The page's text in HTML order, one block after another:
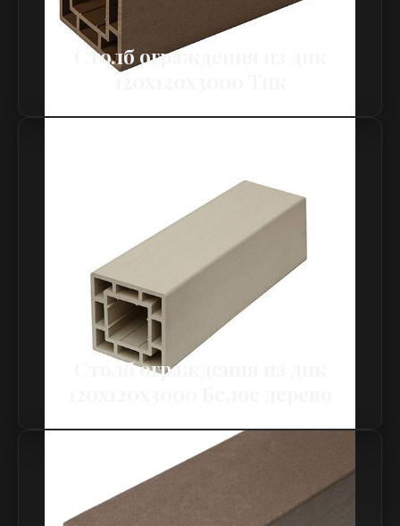
Столб ограждения из дпк
120х120х3000 Тик
Столб ограждения из дпк